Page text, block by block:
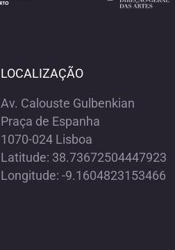
LOCALIZAÇÃO
Av. Calouste Gulbenkian
Praça de Espanha
1070-024 Lisboa
Latitude: 38.73672504447923
Longitude: -9.1604823153466